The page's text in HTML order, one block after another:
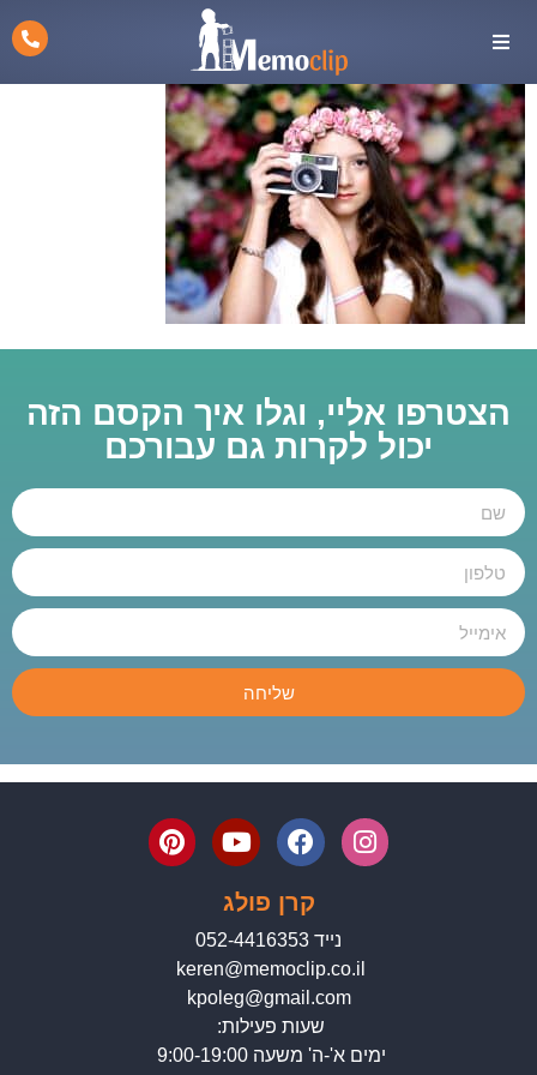
הצטרפו אליי, וגלו איך הקסם הזה
יכול לקרות גם עבורכם
שליחה
קרן פולג
נייד 052-4416353
keren@memoclip.co.il
kpoleg@gmail.com
שעות פעילות:
ימים א'-ה' משעה 9:00-19:00